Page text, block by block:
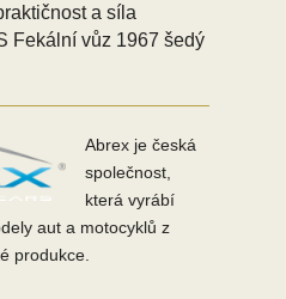
a síla
Fekální vůz 1967 šedý
Abrex je česká
společnost,
která vyrábí
aut a motocyklů z
produkce.